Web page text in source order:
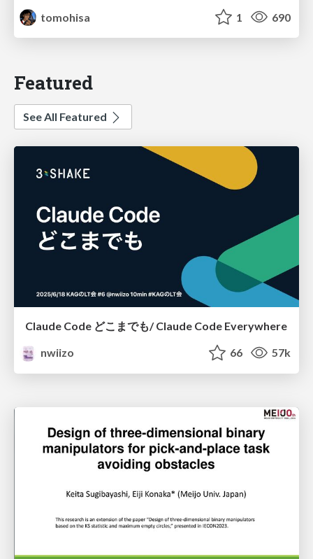
tomohisa
1 690
Featured
See All Featured
Claude Code どこまでも/ Claude Code Everywhere
nwiizo
66 57k